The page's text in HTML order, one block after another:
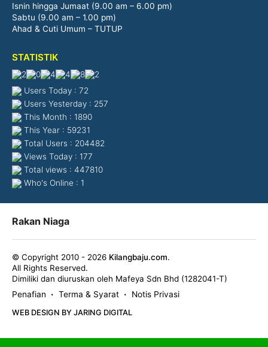
Isnin hingga Jumaat (9.00 am – 6.00 pm)
Sabtu (9.00 am – 1.00 pm)
Ahad & Cuti Umum – TUTUP
STATISTIK
Users Today : 72
Users Yesterday : 257
This Month : 1890
This Year : 59231
Total Users : 204482
Views Today : 177
Total views : 447810
Who's Online : 1
Rakan Niaga
© Copyright 2010 - 2026 Kilangbaju.com.
All Rights Reserved.
Dimiliki dan diuruskan oleh Mafeya Sdn Bhd (1282041-T)
Penafian
• Terma & Syarat • Notis Privasi
WEB DESIGN BY JARING DIGITAL